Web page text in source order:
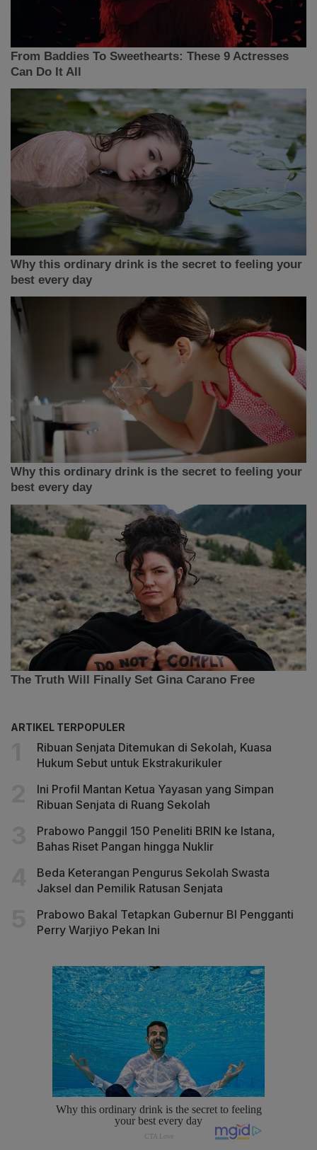
ARTIKEL TERPOPULER
Ribuan Senjata Ditemukan di Sekolah, Kuasa
Hukum Sebut untuk Ekstrakurikuler
Ini Profil Mantan Ketua Yayasan yang Simpan
Ribuan Senjata di Ruang Sekolah
Prabowo Panggil 150 Peneliti BRIN ke Istana,
Bahas Riset Pangan hingga Nuklir
Beda Keterangan Pengurus Sekolah Swasta
Jaksel dan Pemilik Ratusan Senjata
Prabowo Bakal Tetapkan Gubernur BI Pengganti
Perry Warjiyo Pekan Ini